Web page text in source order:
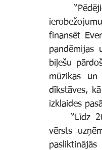
	“Pēdējie gadi globālās pandēmijas ietvarā uzņēmumam bija ļoti izaicinoši, jo
finansēt
pandēmijas
biļešu
mūzikas
dīkstāves,
izklaides
vērsts